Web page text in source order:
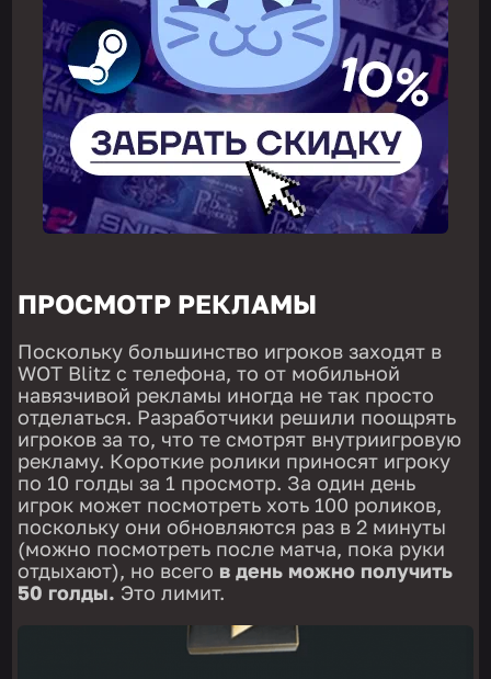
ПРОСМОТР РЕКЛАМЫ
Поскольку большинство игроков заходят в
WOT Blitz с телефона, то от мобильной
навязчивой рекламы иногда не так просто
отделаться. Разработчики решили поощрять
игроков за то, что те смотрят внутриигровую
рекламу. Короткие ролики приносят игроку
по 10 голды за 1 просмотр. За один день
игрок может посмотреть хоть 100 роликов,
поскольку они обновляются раз в 2 минуты
(можно посмотреть после матча, пока руки
отдыхают), но всего в день можно получить
50 голды. Это лимит.